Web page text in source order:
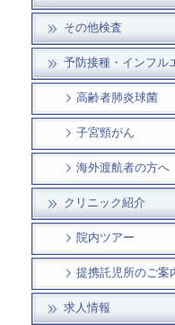
その他検査
予防接種・インフル
高齢者肺炎球菌
子宮頸がん
海外渡航者の方へ
クリニック紹介
院内ツアー
提携託児所のご案
求人情報